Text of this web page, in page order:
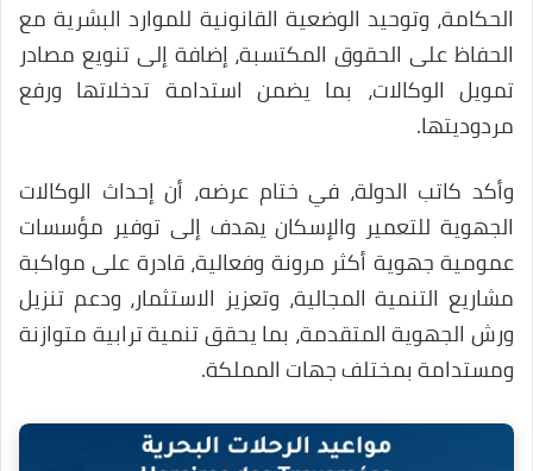
الحكامة، وتوحيد الوضعية القانونية للموارد البشرية مع
الحفاظ على الحقوق المكتسبة، إضافة إلى تنويع مصادر
تمويل الوكالات، بما يضمن استدامة تدخلاتها ورفع
مردوديتها.
وأكد كاتب الدولة، في ختام عرضه، أن إحداث الوكالات
الجهوية للتعمير والإسكان يهدف إلى توفير مؤسسات
عمومية جهوية أكثر مرونة وفعالية، قادرة على مواكبة
مشاريع التنمية المجالية، وتعزيز الاستثمار، ودعم تنزيل
ورش الجهوية المتقدمة، بما يحقق تنمية ترابية متوازنة
ومستدامة بمختلف جهات المملكة.